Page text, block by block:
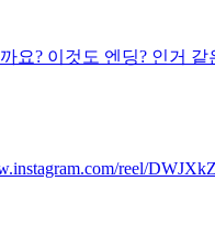
요? 이것도 엔딩? 인거 같
reel/